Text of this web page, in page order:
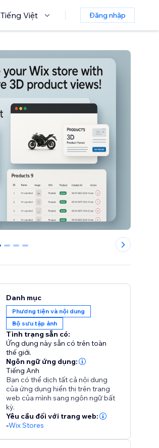
Tiếng Việt Đăng nhập
1 2 3
Danh mục
Phương tiện và nội dung
Bộ sưu tập ảnh
Tình trạng sẵn có:
Ứng dụng này sẵn có trên toàn
thế giới.
Ngôn ngữ ứng dụng:
Tiếng Anh
Bạn có thể dịch tất cả nội dung
của ứng dụng hiển thị trên trang
web của mình sang ngôn ngữ bất
kỳ.
Yêu cầu đối với trang web:
-Wix Stores